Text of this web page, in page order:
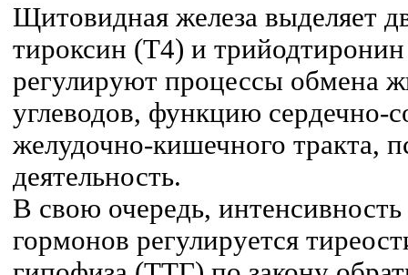
Щитовидная железа выделяет
тироксин (Т4) и
регулируют процессы обмена
углеводов, функцию сердечно-
желудочно-кишечного тракта,
деятельность.
В свою очередь,
гормонов регулируется